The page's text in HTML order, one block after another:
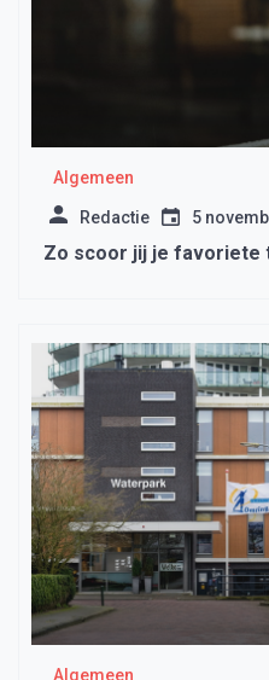
Algemeen
Redactie 5
Zo scoor jij je favoriete
Algemeen